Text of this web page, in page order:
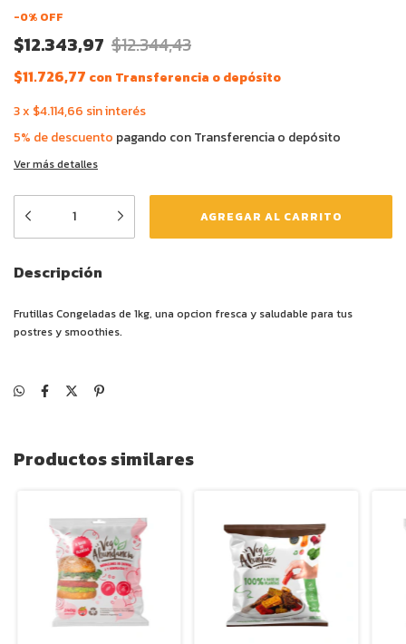
-0% OFF
$12.343,97 $12.344,43
$11.726,77 con Transferencia o depósito
3x $4.114,66 sin interés
5% de descuento pagando con Transferencia o depósito
Ver más detalles
Descripción
Frutillas Congeladas de 1kg, una opcion fresca y saludable para tus
postres y smoothies.
Productos similares